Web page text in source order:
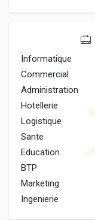
Informatique
Commercial
Administration
Hotellerie
Logistique
Sante
Education
BTP
Marketing
Ingenierie